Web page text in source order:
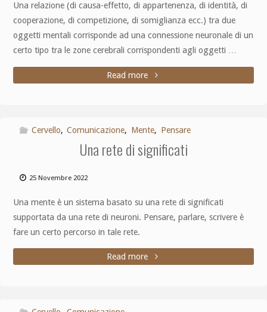
Una relazione (di causa-effetto, di appartenenza, di identità, di
cooperazione, di competizione, di somiglianza ecc.) tra due
oggetti mentali corrisponde ad una connessione neuronale di un
certo tipo tra le zone cerebrali corrispondenti agli oggetti …
Read more
Cervello, Comunicazione, Mente, Pensare
Una rete di significati
25 Novembre 2022
Una mente è un sistema basato su una rete di significati
supportata da una rete di neuroni. Pensare, parlare, scrivere è
fare un certo percorso in tale rete.
Read more